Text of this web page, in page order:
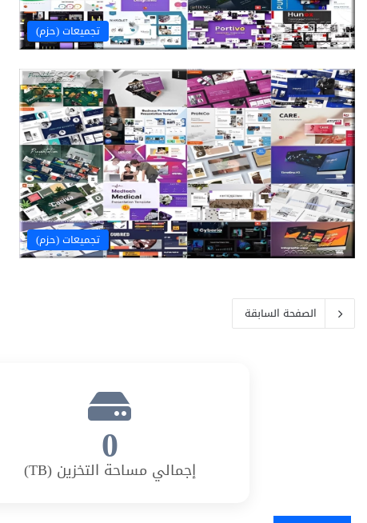
تجميعات (حزم)
تجميعات (حزم)
الصفحة السابقة
0
إجمالي مساحة التخزين (TB)